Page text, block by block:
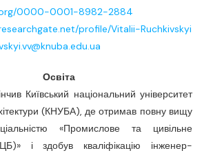
0000-0001-8982-2884
profile/Vitalii-Ruchkivskyi
Освіта
Київський національний університет
(КНУБА), де отримав повну вищу
«Промислове та цивільне
і здобув кваліфікацію інженер-